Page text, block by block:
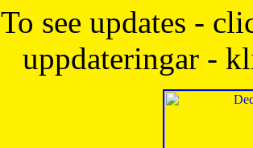
To see updates -
uppdateringar -